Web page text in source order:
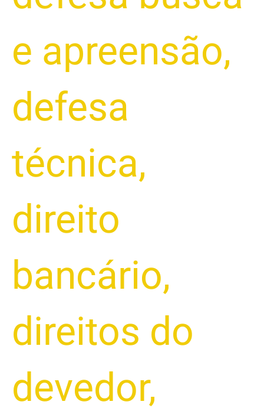
e apreensão,
defesa
técnica,
direito
bancário,
direitos do
devedor,